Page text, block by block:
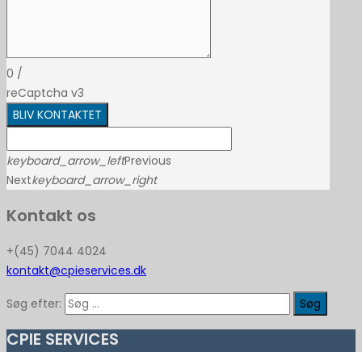
0 /
reCaptcha v3
BLIV KONTAKTET
keyboard_arrow_leftPrevious
Nextkeyboard_arrow_right
Kontakt os
+(45) 7044 4024
kontakt@cpieservices.dk
Søg efter:
CPIE SERVICES